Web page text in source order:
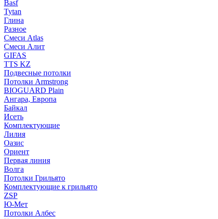
Basf
Tytan
Глина
Разное
Смеси Atlas
Смеси Алит
GIFAS
TTS KZ
Подвесные потолки
Потолки Armstrong
BIOGUARD Plain
Ангара, Европа
Байкал
Исеть
Комплектующие
Лилия
Оазис
Ориент
Первая линия
Волга
Потолки Грильято
Комплектующие к грильято
ZSP
Ю-Мет
Потолки Албес